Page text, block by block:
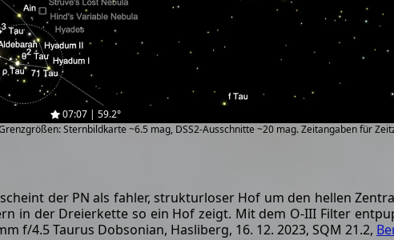
07:07 | 59.2°
Sternbildkarte ~6.5 mag, DSS2-Ausschnitte ~20 mag. Zeitangaben für
der PN als fahler, strukturloser Hof um den hellen
in der Dreierkette so ein Hof zeigt. Mit dem O-III Filter
f/4.5 Taurus Dobsonian, Hasliberg, 16. 12. 2023, SQM 21.2,